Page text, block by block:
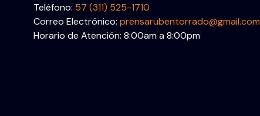
Teléfono: 57 (311) 525-1710
Correo Electrónico: prensarubentorrado@gmail.com
Horario de Atención: 8:00am a 8:00pm